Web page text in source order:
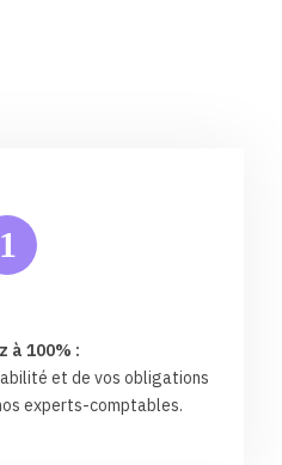
1
à 100% :
et de vos obligations
experts-comptables.